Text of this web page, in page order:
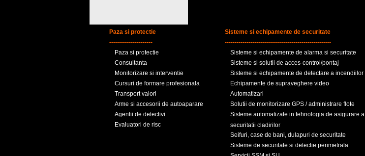
Paza si protectie
----------------------
Paza si protectie
Consultanta
Monitorizare si interventie
Cursuri de formare profesionala
Transport valori
Arme si accesorii de autoaparare
Agentii de detectivi
Evaluatori de risc
Sisteme si echipamente de securitate
------------------------------------------------------
Sisteme si echipamente de alarma si securitate
Sisteme si solutii de acces-control/pontaj
Sisteme si echipamente de detectare a incendiilor
Echipamente de supraveghere video
Automatizari
Solutii de monitorizare GPS / administrare flote
Sisteme automatizate in tehnologia de asigurare a
securitatii cladirilor
Seifuri, case de bani, dulapuri de securitate
Sisteme de securitate si detectie perimetrala